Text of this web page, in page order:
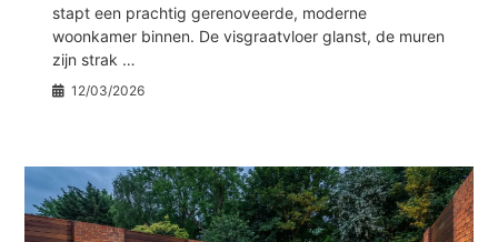
stapt een prachtig gerenoveerde, moderne
woonkamer binnen. De visgraatvloer glanst, de muren
zijn strak …
12/03/2026